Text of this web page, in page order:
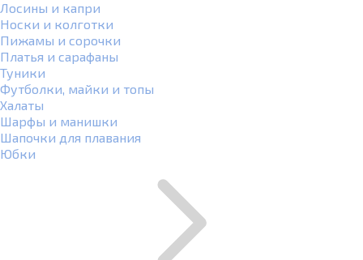
Лосины и капри
Носки и колготки
Пижамы и сорочки
Платья и сарафаны
Туники
Футболки, майки и топы
Халаты
Шарфы и манишки
Шапочки для плавания
Юбки